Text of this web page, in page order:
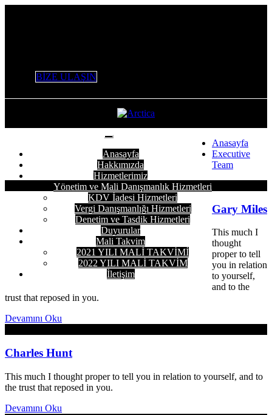
BİZE ULAŞIN
Anasayfa
Hakkımızda
Hizmetlerimiz
Yönetim ve Mali Danışmanlık Hizmetleri
KDV İadesi Hizmetleri
Vergi Danışmanlığı Hizmetleri
Denetim ve Tasdik Hizmetleri
Duyurular
Mali Takvim
2021 YILI MALİ TAKVİMİ
2022 YILI MALİ TAKVİM
İletişim
Anasayfa
Executive
Team
Gary Miles
This much I
thought
proper to tell
you in relation
to yourself,
and to the
trust that reposed in you.
Devamını Oku
Charles Hunt
This much I thought proper to tell you in relation to yourself, and to
the trust that reposed in you.
Devamını Oku